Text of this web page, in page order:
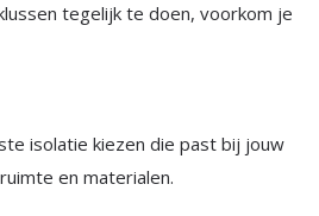
tegelijk te doen, voorkom je
isolatie kiezen die past bij jouw
en materialen.